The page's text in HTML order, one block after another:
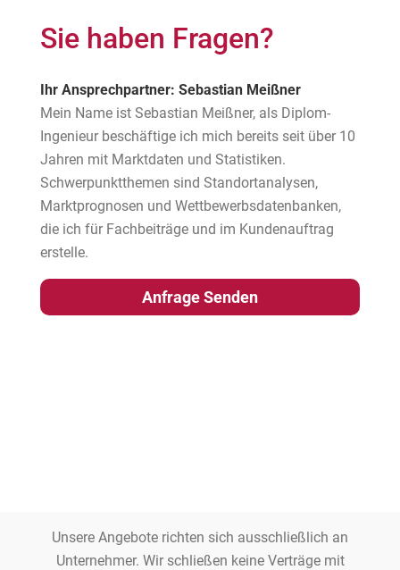
Sie haben Fragen?
Ihr Ansprechpartner: Sebastian Meißner
Mein Name ist Sebastian Meißner, als Diplom-
Ingenieur beschäftige ich mich bereits seit über 10
Jahren mit Marktdaten und Statistiken.
Schwerpunktthemen sind Standortanalysen,
Marktprognosen und Wettbewerbsdatenbanken,
die ich für Fachbeiträge und im Kundenauftrag
erstelle.
Anfrage Senden
Unsere Angebote richten sich ausschließlich an
Unternehmer. Wir schließen keine Verträge mit